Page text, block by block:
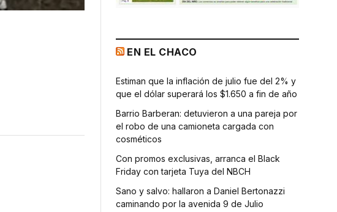
EN EL CHACO
Estiman que la inflación de julio fue del 2% y
que el dólar superará los $1.650 a fin de año
Barrio Barberan: detuvieron a una pareja por
el robo de una camioneta cargada con
cosméticos
Con promos exclusivas, arranca el Black
Friday con tarjeta Tuya del NBCH
Sano y salvo: hallaron a Daniel Bertonazzi
caminando por la avenida 9 de Julio